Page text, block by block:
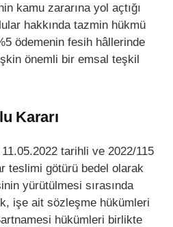
kamu zararına yol açtığı
hakkında tazmin hükmü
ödemenin fesih hâllerinde
önemli bir emsal teşkil
Kararı
tarihli ve 2022/115
teslimi götürü bedel olarak
yürütülmesi sırasında
işe ait sözleşme hükümleri
hükümleri birlikte